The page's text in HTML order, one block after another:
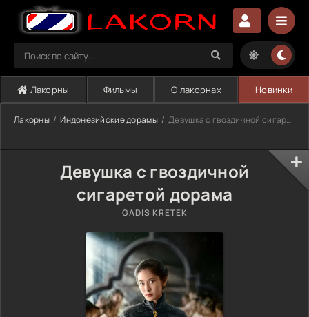
Лакорны Фильмы О лакорнах Новинки
Лакорны Индонезийские дорамы Девушка с гвоздичной сигаретой (2023)
Девушка с гвоздичной
сигаретой дорама
GADIS KRETEK